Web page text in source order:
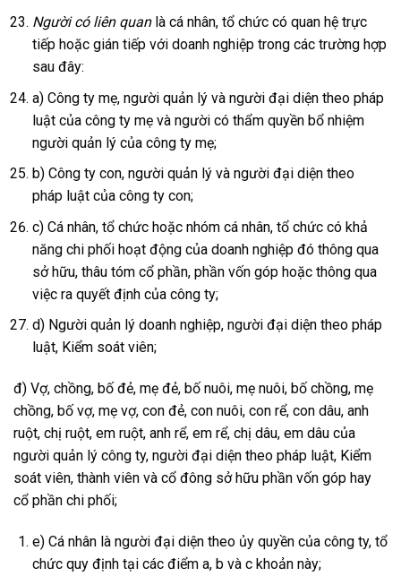
Người có liên quanlà cá nhân, tổ chức có quan hệ trực
tiếp hoặc gián tiếp với doanh nghiệp trong các trường hợp
sau đây:
a) Công ty mẹ, người quản lý và người đại diện theo pháp
luật của công ty mẹ và người có thẩm quyền bổ nhiệm
người quản lý của công ty mẹ;
b) Công ty con, người quản lý và người đại diện theo
pháp luật của công ty con;
c) Cá nhân, tổ chức hoặc nhóm cá nhân, tổ chức có khả
năng chi phối hoạt động của doanh nghiệp đó thông qua
sở hữu, thâu tóm cổ phần, phần vốn góp hoặc thông qua
việc ra quyết định của công ty;
d) Người quản lý doanh nghiệp, người đại diện theo pháp
luật, Kiểm soát viên;
đ) Vợ, chồng, bố đẻ, mẹ đẻ, bố nuôi, mẹ nuôi, bố chồng, mẹ
chồng, bố vợ, mẹ vợ, con đẻ, con nuôi, con rể, con dâu, anh
ruột, chị ruột, em ruột, anh rể, em rể, chị dâu, em dâu của
người quản lý công ty, người đại diện theo pháp luật, Kiểm
soát viên, thành viên và cổ đông sở hữu phần vốn góp hay
cổ phần chi phối;
e) Cá nhân là người đại diện theo ủy quyền của công ty, tổ
chức quy định tại các điểm a, b và c khoản này;